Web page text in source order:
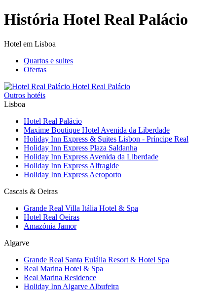
História Hotel Real Palácio
Hotel em Lisboa
Quartos e suites
Ofertas
Hotel Real Palácio
Outros hotéis
Lisboa
Hotel Real Palácio
Maxime Boutique Hotel Avenida da Liberdade
Holiday Inn Express & Suites Lisbon - Príncipe Real
Holiday Inn Express Plaza Saldanha
Holiday Inn Express Avenida da Liberdade
Holiday Inn Express Alfragide
Holiday Inn Express Aeroporto
Cascais & Oeiras
Grande Real Villa Itália Hotel & Spa
Hotel Real Oeiras
Amazónia Jamor
Algarve
Grande Real Santa Eulália Resort & Hotel Spa
Real Marina Hotel & Spa
Real Marina Residence
Holiday Inn Algarve Albufeira